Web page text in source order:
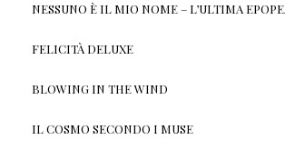
NESSUNO È IL MIO NOME – L’ULTIMA
FELICITÀ DELUXE
BLOWING IN THE WIND
IL COSMO SECONDO I MUSE